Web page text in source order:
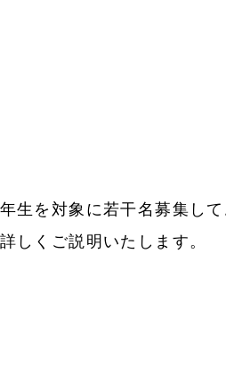
生を対象に若干名募集して
しくご説明いたします。